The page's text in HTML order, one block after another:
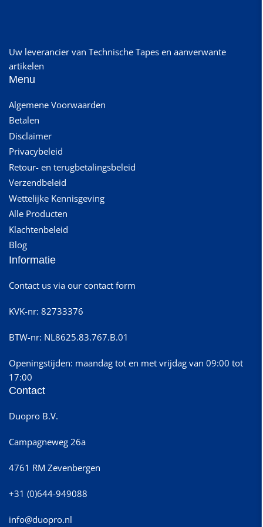
Uw leverancier van Technische Tapes en aanverwante
artikelen
Menu
Algemene Voorwaarden
Betalen
Disclaimer
Privacybeleid
Retour- en terugbetalingsbeleid
Verzendbeleid
Wettelijke Kennisgeving
Alle Producten
Klachtenbeleid
Blog
Informatie
Contact us via our contact form
KVK-nr: 82733376
BTW-nr: NL8625.83.767.B.01
Openingstijden: maandag tot en met vrijdag van 09:00 tot
17:00
Contact
Duopro B.V.
Campagneweg 26a
4761 RM Zevenbergen
+31 (0)644-949088
info@duopro.nl